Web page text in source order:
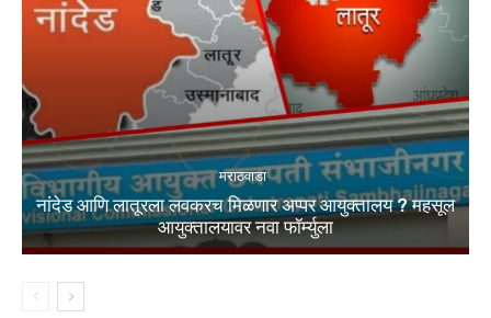
मराठवाडा
नांदेड आणि लातूरला लवकरच मिळणार अप्पर आयुक्तालय ? महसूल
आयुक्तालयावर नवा फॉर्म्युला